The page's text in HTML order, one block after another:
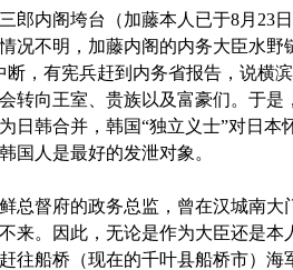
内阁垮台（加藤本人已于8月23
况不明，加藤内阁的内务大臣水
断，有宪兵赶到内务省报告，说横
转向王室、贵族以及富豪们。于
日韩合并，韩国“独立义士”对日
国人是最好的发泄对象。
督府的政务总监，曾在汉城南大
来。因此，无论是作为大臣还是
往船桥（现在的千叶县船桥市）